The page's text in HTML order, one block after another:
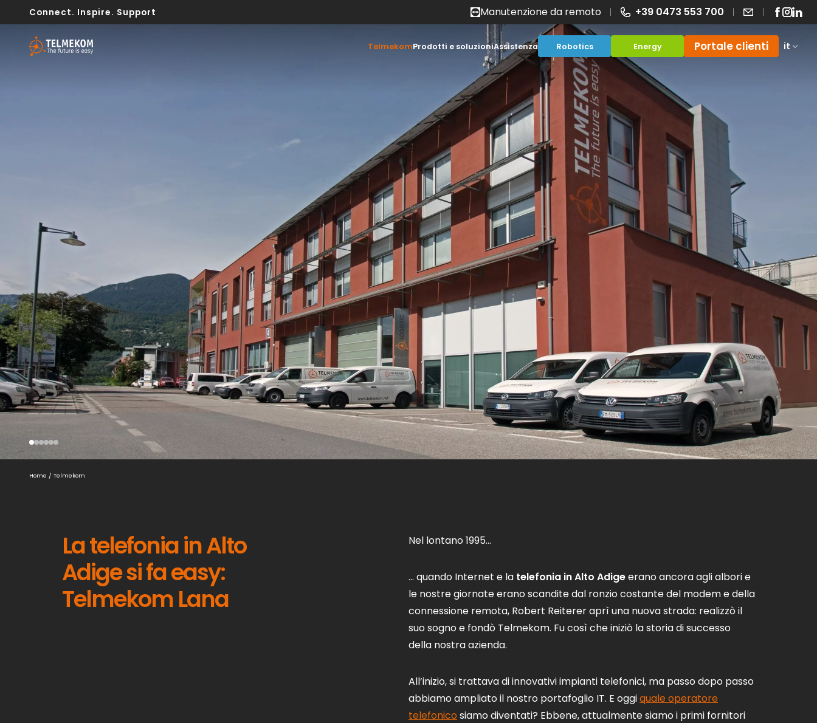
Connect. Inspire. Support Manutenzione da remoto +39 0473 553 700
Portale clienti it
Telmekom
Testimonial e partner
Prodotti e soluzioni
Infrastruttura IT Cloud Videosorveglianza Altri sistemi
Assistenza
Statuspage
Area download
FAQ
Whistleblowing
Robotics Energy
Offerte
Domande - FAQ
Home / Telmekom
La telefonia in Alto
Adige si fa easy:
Telmekom Lana
Nel lontano 1995...
... quando Internet e la telefonia in Alto Adigeerano ancora agli albori e
le nostre giornate erano scandite dal ronzio costante del modem e della
connessione remota, Robert Reiterer aprì una nuova strada: realizzò il
suo sogno e fondò Telmekom. Fu così che iniziò la storia di successo
della nostra azienda.
All’inizio, si trattava di innovativi impianti telefonici, ma passo dopo passo
abbiamo ampliato il nostro portafoglio IT. E oggiquale operatore
telefonico siamo diventati? Ebbene, attualmente siamo i primi fornitori